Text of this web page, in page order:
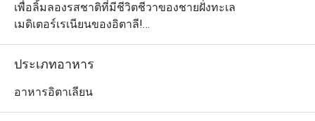
เพื่อลิ้มลองรสชาติที่มีชีวิตชีวาของชายฝั่งทะเล
เมดิเตอร์เรเนียนของอิตาลี!
เริ่มต้นการผจญภัยด้านอาหารสุดพิเศษที่รังสรรค์โดยเชฟ
Jean-Jacques Vu จาก Marso & Co ในปารีส
Jacques Vu เริ่มต้นการเดินทางทำอาหารผ่านชายฝั่งทะเล
ประเภทอาหาร
อาหารอิตาเลียน